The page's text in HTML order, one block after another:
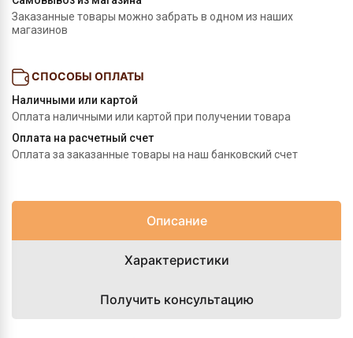
Заказанные товары можно забрать в одном из наших
магазинов
СПОСОБЫ ОПЛАТЫ
Наличными или картой
Оплата наличными или картой при получении товара
Оплата на расчетный счет
Оплата за заказанные товары на наш банковский счет
Описание
Характеристики
Получить консультацию